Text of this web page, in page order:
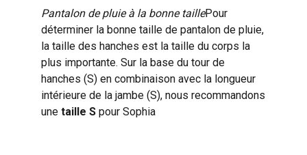
Pantalon de pluie à la bonne taillePour
déterminer la bonne taille de pantalon de pluie,
la taille des hanches est la taille du corps la
plus importante. Sur la base du tour de
hanches (S) en combinaison avec la longueur
intérieure de la jambe (S), nous recommandons
une taille S pour Sophia